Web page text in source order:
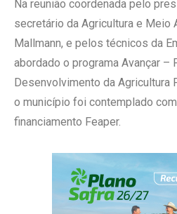
Na reunião coordenada pelo
secretário da Agricultura e Meio
Mallmann, e pelos técnicos da
abordado o programa Avançar –
Desenvolvimento da Agricultura
o município foi contemplado
financiamento Feaper.